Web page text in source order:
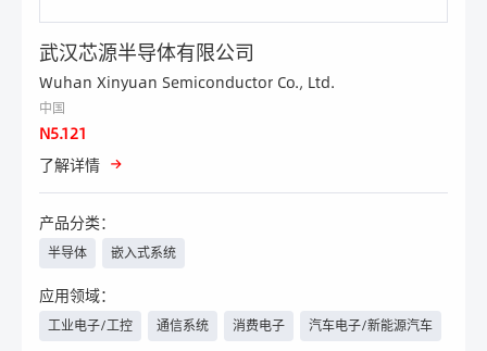
武汉芯源半导体有限公司
Wuhan Xinyuan Semiconductor Co., Ltd.
中国
N5.121
了解详情
产品分类：
半导体 嵌入式系统
应用领域：
工业电子/工控 通信系统 消费电子
汽车电子/新能源汽车